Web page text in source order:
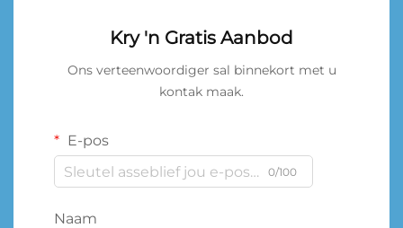
Kry 'n Gratis Aanbod
Ons verteenwoordiger sal binnekort met u
kontak maak.
E-pos
0/100
Naam